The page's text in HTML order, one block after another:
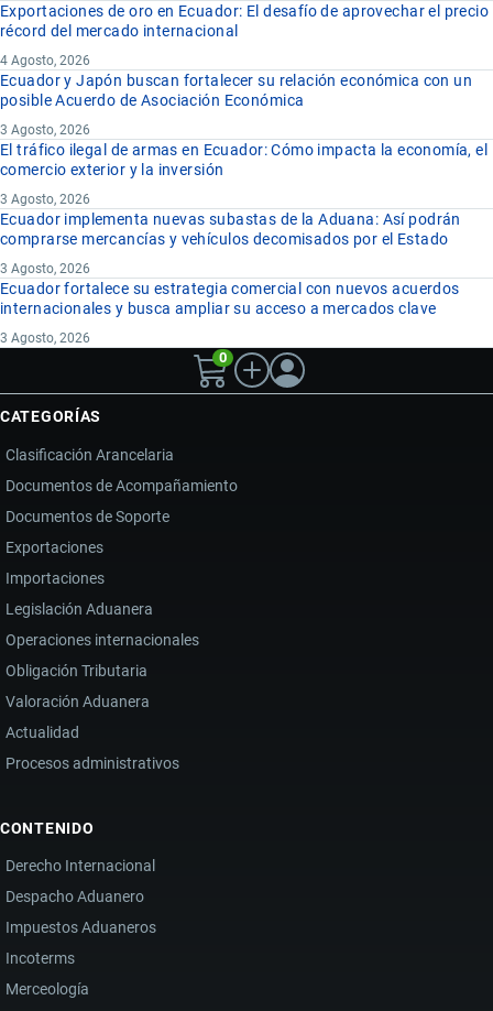
Exportaciones de oro en Ecuador: El desafío de aprovechar el precio
récord del mercado internacional
4 Agosto, 2026
Ecuador y Japón buscan fortalecer su relación económica con un
posible Acuerdo de Asociación Económica
3 Agosto, 2026
El tráfico ilegal de armas en Ecuador: Cómo impacta la economía, el
comercio exterior y la inversión
3 Agosto, 2026
Ecuador implementa nuevas subastas de la Aduana: Así podrán
comprarse mercancías y vehículos decomisados por el Estado
3 Agosto, 2026
Ecuador fortalece su estrategia comercial con nuevos acuerdos
internacionales y busca ampliar su acceso a mercados clave
3 Agosto, 2026
0
CATEGORÍAS
Clasificación Arancelaria
Documentos de Acompañamiento
Documentos de Soporte
Exportaciones
Importaciones
Legislación Aduanera
Operaciones internacionales
Obligación Tributaria
Valoración Aduanera
Actualidad
Procesos administrativos
CONTENIDO
Derecho Internacional
Despacho Aduanero
Impuestos Aduaneros
Incoterms
Merceología